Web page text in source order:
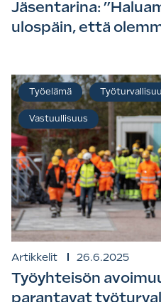
Jäsentarina:
ulospäin, että
Artikkelit 26.6.2025
Työyhteisön
parantavat
Työelämä
Vastuullisuus